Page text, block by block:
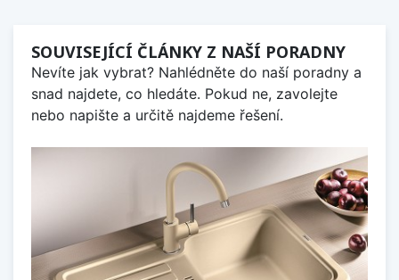
SOUVISEJÍCÍ ČLÁNKY Z NAŠÍ PORADNY
Nevíte jak vybrat? Nahlédněte do naší poradny a
snad najdete, co hledáte. Pokud ne, zavolejte
nebo napište a určitě najdeme řešení.